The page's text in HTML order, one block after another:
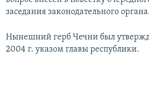
заседания законодательного
Нынешний герб Чечни был
2004 г. указом главы республики.